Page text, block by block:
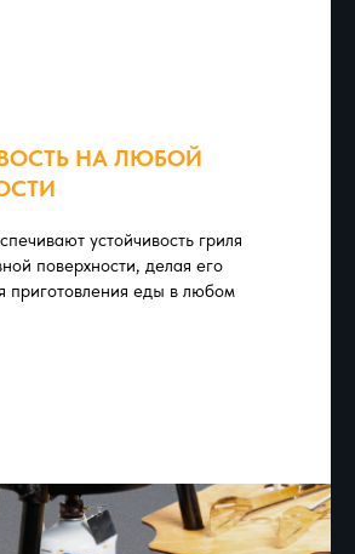
НА ЛЮБОЙ
устойчивость гриля
поверхности, делая его
приготовления еды в любом